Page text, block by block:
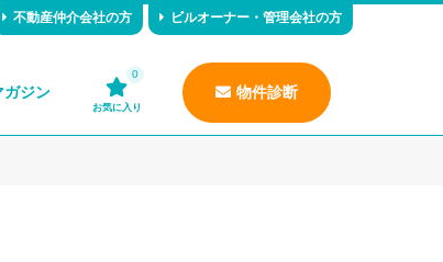
不動産仲介会社の方 ビルオーナー・管理会社の方
ガジン
0
お気に入り
物件診断